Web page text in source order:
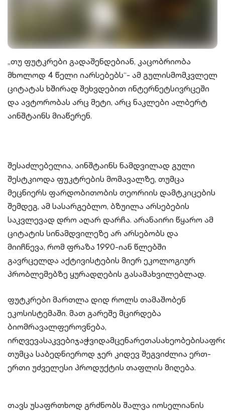
„თუ ფუტკრები გადაშენდებიან, კაცობრიობა
მხოლოდ 4 წელი იარსებებს“- ამ გულისმომკვლელ
ციტატას ხშირად შეხვდებით ინტერნეტსივრცეში
და ავტორობას არც მეტი, არც ნაკლები ალბერტ
აინშტაინს მიაწერენ.
შესაძლებელია, აინშტაინს ნამდვილად გული
შესტკიოდა ფუკტრების მომავალზე, თუმცა
მეცნიერს ფარდობითობის თეორიის დამტკიცების
შემდეგ, ამ სასარგებლო, ბზუილა არსებების
საკვლევად დრო აღარ დარჩა. არანაირი წყარო ამ
ციტატის სინამდვილეზე არ არსებობს და
მიიჩნევა, რომ ფრაზა 1990-იან წლებში
გავრცელდა აქტივისტების მიერ ეკოლოგიურ
პრობლემებზე ყურადღების გასამახვილებლად.
ფუტკრები მართლა დიდ როლს თამაშობენ
ეკოსისტემაში. მათ გარეშე მცირდება
ბიომრავალფეროვნება,
თუმცა საბედნიეროდ ჯერ კიდევ შეგვიძლია ერთ-
ერთი უძველესი პროდუქტის თაფლის მიღება.
თავს უსაფრთხოდ გრძნობს შალვა იოსელიანის